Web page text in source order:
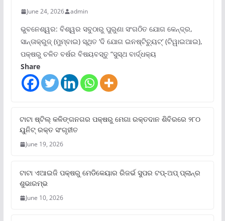
June 24, 2026 admin
ଭୁବନେଶ୍ୱର: ବିଶ୍ୱର ସବୁଠାରୁ ପୁରୁଣା ସଂଗଠିତ ଯୋଗ କେନ୍ଦ୍ର,
ସାନ୍ତାକ୍ରୁଜ୍ (ମୁମ୍ବାଇ) ସ୍ଥିତ ‘ଦି ଯୋଗ ଇନଷ୍ଟିଚ୍ୟୁଟ୍‌’ (ଟିୱାଇଆଇ),
ପକ୍ଷରୁ ଚଳିତ ବର୍ଷର ବିଷୟବସ୍ତୁ “ସୁସ୍ଥ ବାର୍ଦ୍ଧକ୍ୟ
Share
ଟାଟା ଷ୍ଟିଲ୍‌ କଳିଙ୍ଗନଗର ପକ୍ଷରୁ ମେଗା ରକ୍ତଦାନ ଶିବିରରେ ୨୮୦
ୟୁନିଟ୍‌ ରକ୍ତ ସଂଗୃହୀତ
June 19, 2026
ଟାଟା ଏଆଇଜି ପକ୍ଷରୁ ମେଡିକେୟାର ରିଜର୍ଭ ସୁପର ଟପ୍‌-ଅପ୍ ପ୍ଲାନ୍‌ର
ଶୁଭାରମ୍ଭ
June 10, 2026